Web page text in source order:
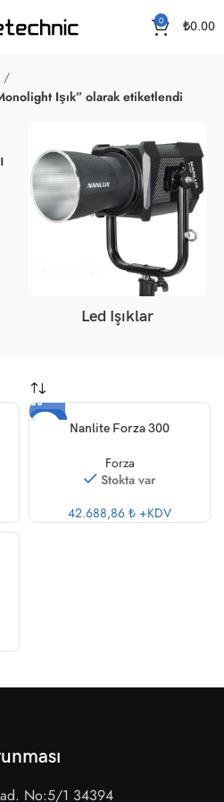
0 ₺0.00
Işık” olarak etiketlendi
Led Işıklar
-15%
Nanlite Forza 300
Forza
Stokta var
42.688,86 ₺ +KDV
No:5/1 34394